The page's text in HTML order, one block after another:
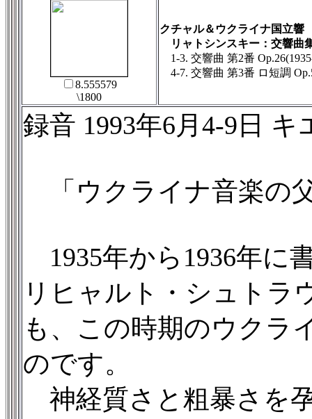
8.555579
\1800
クチャル＆ウクライナ国立響
リャトシンスキー：交響曲
1-3. 交響曲 第2番
4-7. 交響曲 第3番 ロ短調
録音 1993年6月4-9日 キ
「ウクライナ音楽の
1935年から1936年に
リヒャルト・シュトラ
も、この時期のウクラ
のです。
神経質さと粗暴さを